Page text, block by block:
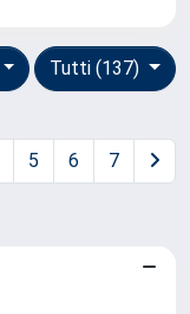
Tutti (137)
5 6 7